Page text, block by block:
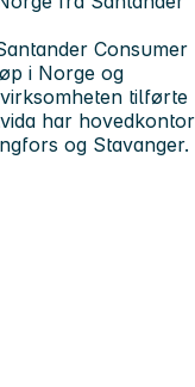
Consumer
i Norge og
tilførte
har hovedkontor
og Stavanger.